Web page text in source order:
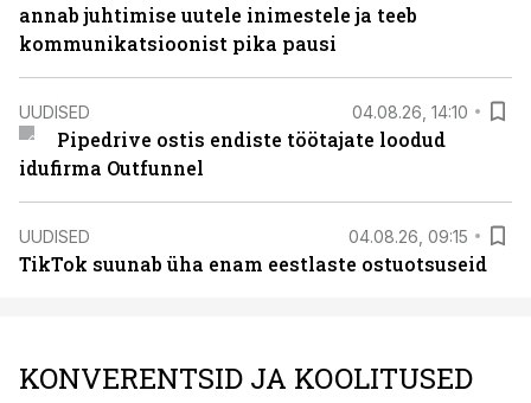
annab juhtimise uutele inimestele ja teeb
kommunikatsioonist pika pausi
UUDISED 04.08.26, 14:10
Pipedrive ostis endiste töötajate loodud
idufirma Outfunnel
UUDISED 04.08.26, 09:15
TikTok suunab üha enam eestlaste ostuotsuseid
KONVERENTSID JA KOOLITUSED